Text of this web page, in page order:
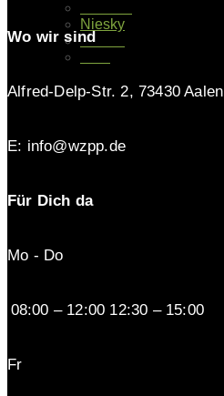
Niesky
Kassel
Wo wir sind
Alfred-Delp-Str. 2, 73430 Aalen
E: info@wzpp.de
Für Dich da
Mo - Do
08:00 – 12:00 12:30 – 15:00
Fr